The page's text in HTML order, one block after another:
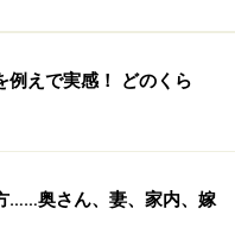
、それ以上危機感を煽
ダメ言うと、子供は
例えで実感！ どのくら
……奥さん、妻、家内、嫁